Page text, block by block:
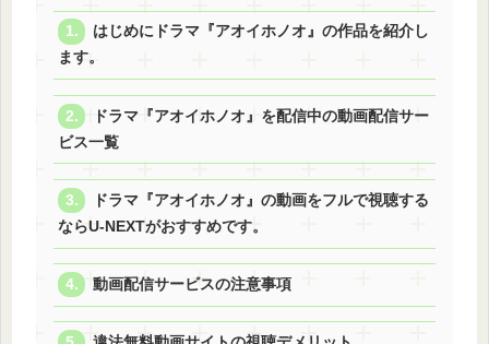
はじめにドラマ『アオイホノオ』の作品を紹介し
ます。
ドラマ『アオイホノオ』を配信中の動画配信サー
ビス一覧
ドラマ『アオイホノオ』の動画をフルで視聴する
ならU-NEXTがおすすめです。
動画配信サービスの注意事項